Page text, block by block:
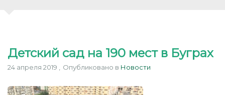
Детский сад на 190 мест в Буграх
24 апреля 2019 Опубликовано в Новости